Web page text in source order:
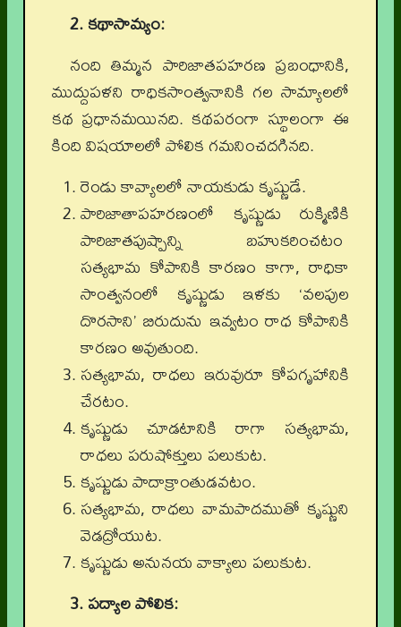
2. కథాసామ్యం:
నంది తిమ్మన పారిజాతపహరణ ప్రబంధానికి,
ముద్దుపళని రాధికసాంత్వనానికి గల సామ్యాలలో
కథ ప్రధానమయినది. కథపరంగా స్థూలంగా ఈ
కింది విషయాలలో పోలిక గమనించదగినది.
రెండు కావ్యాలలో నాయకుడు కృష్ణుడే.
పారిజాతాపహరణంలో కృష్ణుడు రుక్మిణికి
పారిజాతపుష్పాన్ని బహుకరించటం
సత్యభామ కోపానికి కారణం కాగా, రాధికా
సాంత్వనంలో కృష్ణుడు ఇళకు ‘వలపుల
దొరసాని’ బిరుదును ఇవ్వటం రాధ కోపానికి
కారణం అవుతుంది.
సత్యభామ, రాధలు ఇరువురూ కోపగృహానికి
చేరటం.
కృష్ణుడు చూడటానికి రాగా సత్యభామ,
రాధలు పరుషోక్తులు పలుకుట.
కృష్ణుడు పాదాక్రాంతుడవటం.
సత్యభామ, రాధలు వామపాదముతో కృష్ణుని
వెడద్రోయుట.
కృష్ణుడు అనునయ వాక్యాలు పలుకుట.
3. పద్యాల పోలిక: